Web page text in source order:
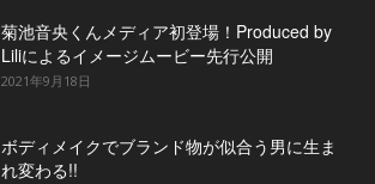
菊池音央くんメディア初登場！Produced by
Liliによるイメージムービー先行公開
2021年9月18日
ボディメイクでブランド物が似合う男に生ま
れ変わる!!